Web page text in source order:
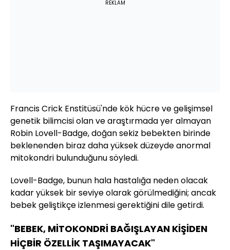
REKLAM
Francis Crick Enstitüsü'nde kök hücre ve gelişimsel
genetik bilimcisi olan ve araştırmada yer almayan
Robin Lovell-Badge, doğan sekiz bebekten birinde
beklenenden biraz daha yüksek düzeyde anormal
mitokondri bulunduğunu söyledi.
Lovell-Badge, bunun hala hastalığa neden olacak
kadar yüksek bir seviye olarak görülmediğini; ancak
bebek geliştikçe izlenmesi gerektiğini dile getirdi.
"BEBEK, MİTOKONDRİ BAĞIŞLAYAN KİŞİDEN
HİÇBİR ÖZELLİK TAŞIMAYACAK"